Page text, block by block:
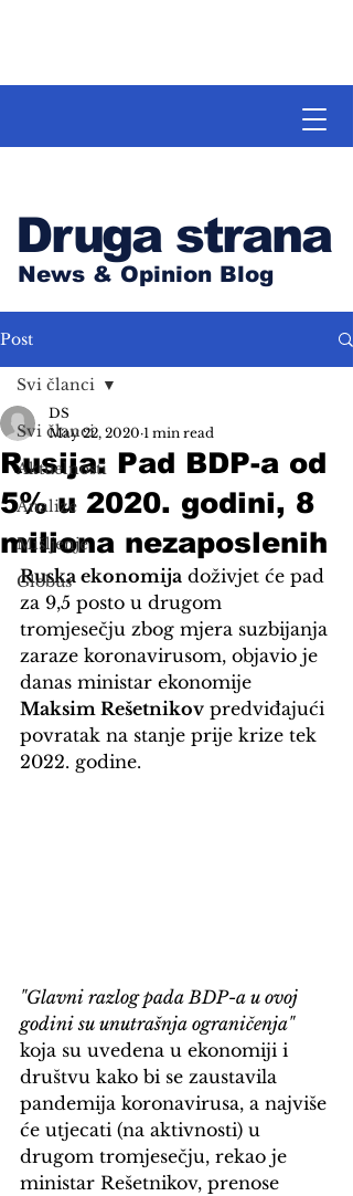
Druga strana
News & Opinion Blog
Post
Svi članci
Aktuelnosti
Analize
Mišljenje
Globus
Svi članci
Rusija: Pad BDP-a od
5% u 2020. godini, 8
miliona nezaposlenih
DS
May 22, 2020 1 min read
Ruska ekonomija doživjet će pad
za 9,5 posto u drugom
tromjesečju zbog mjera suzbijanja
zaraze koronavirusom, objavio je
danas ministar ekonomije
Maksim Rešetnikov predviđajući
povratak na stanje prije krize tek
2022. godine.
"Glavni razlog pada BDP-a u ovoj
godini su unutrašnja ograničenja"
koja su uvedena u ekonomiji i
društvu kako bi se zaustavila
pandemija koronavirusa, a najviše
će utjecati (na aktivnosti) u
drugom tromjesečju, rekao je
ministar Rešetnikov, prenose